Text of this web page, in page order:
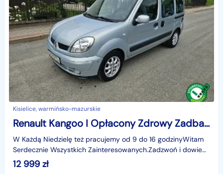
Kisielice, warmińsko-mazurskie
Renault Kangoo I Opłacony Zdrowy Zadbany Serwisowany z Klimą i Alusami 1Wł Po Serwis
W Każdą Niedzielę też pracujemy od 9 do 16 godzinyWitam
Serdecznie Wszystkich Zainteresowanych.Zadzwoń i dowiedz
się wszystkiego na temat tego pojazdu który cię
12 999 zł